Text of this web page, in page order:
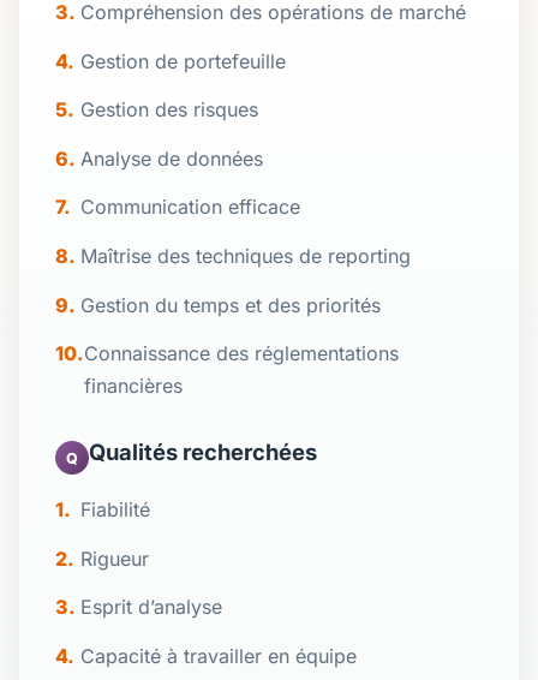
Compréhension des opérations de marché
Gestion de portefeuille
Gestion des risques
Analyse de données
Communication efficace
Maîtrise des techniques de reporting
Gestion du temps et des priorités
Connaissance des réglementations
financières
Q Qualités recherchées
Fiabilité
Rigueur
Esprit d’analyse
Capacité à travailler en équipe